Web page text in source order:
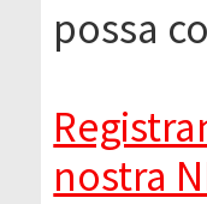
possa
nostra